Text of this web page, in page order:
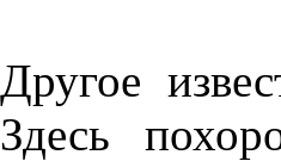
Другое
Здесь